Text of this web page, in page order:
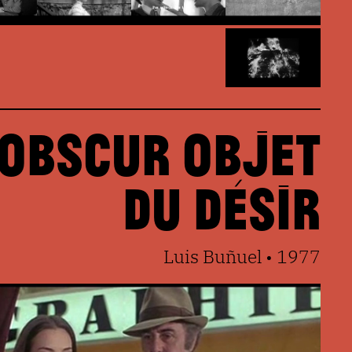
objet
du désir
Luis Buñuel • 1977